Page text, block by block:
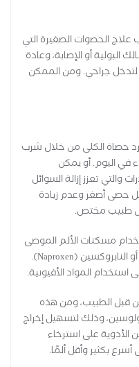
علاج الحصوات الصغيرة التي
البولية أو الإصابة، وعادة
جراحي. ومن الممكن
حصاة الكلى من خلال شرب
3.6 لتر من الماء في اليوم. أو يمكن
والتي تعزز إزالة السوائل
أصغر وعدم زيادة
طبيب مختص.
مسكنات الألم الموصى
بها من قبل الطبيب، مثل الأيبوبروفين أو النابروكسين (Naproxen).
استخدام المواد الأفيونية.
قبل الطبيب، ومن هذه
وذلك لتسهيل إخراج
على استرخاء
بكثير وأقل ألمًا.